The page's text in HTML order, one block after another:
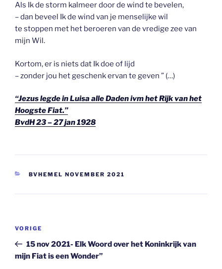
Als Ik de storm kalmeer door de wind te bevelen,
– dan beveel Ik de wind van je menselijke wil
te stoppen met het beroeren van de vredige zee van
mijn Wil.
Kortom, er is niets dat Ik doe of lijd
– zonder jou het geschenk ervan te geven ” (…)
“Jezus legde in Luisa alle Daden ivm het Rijk van het
Hoogste Fiat.”
BvdH 23 – 27 jan 1928
CATEGORIEËN
BVHEMEL NOVEMBER 2021
Vorig
bericht
VORIGE
15 nov 2021- Elk Woord over het Koninkrijk van
mijn Fiat is een Wonder”